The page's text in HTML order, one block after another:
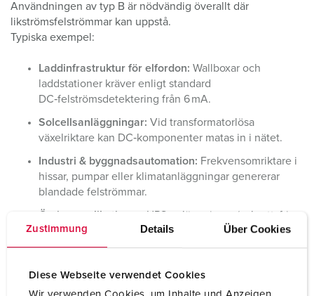
Zustimmung Details Über Cookies
Diese Webseite verwendet Cookies
Användningen av typ B är nödvändig överallt där
likströmsfelströmmar kan uppstå.
Typiska exempel:
Laddinfrastruktur för elfordon: Wallboxar och
laddstationer kräver enligt standard
DC‑felströmsdetektering från 6 mA.
Solcellsanläggningar: Vid transformatorlösa
växelriktare kan DC‑komponenter matas in i nätet.
Industri & byggnadsautomation: Frekvensomriktare i
hissar, pumpar eller klimatanläggningar genererar
blandade felströmmar.
Övriga applikationer: UPS‑anläggningar (avbrottsfri
kraftförsörjning), reservkraftsystem, laddare,
switchade nätaggregat samt vissa områden inom
I dessa områden är typ B ofta inte bara rekommenderad,